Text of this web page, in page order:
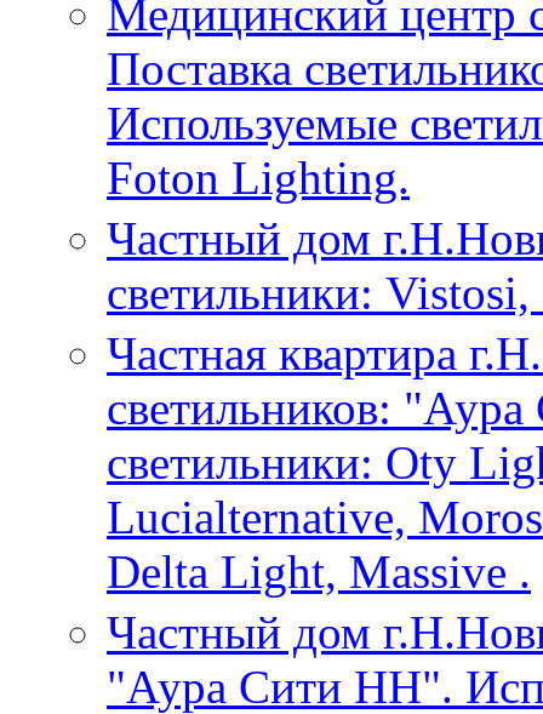
Медицинский центр
Поставка
Используемые
Foton Lighting.
Частный дом
светильники:
Частная квартира
светильников:
светильники: Oty
Lucialternative,
Delta Light, Massive .
Частный дом
"Аура Сити НН".